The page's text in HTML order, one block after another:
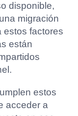
disponible,
migración
estos factores
están
estos
acceder a